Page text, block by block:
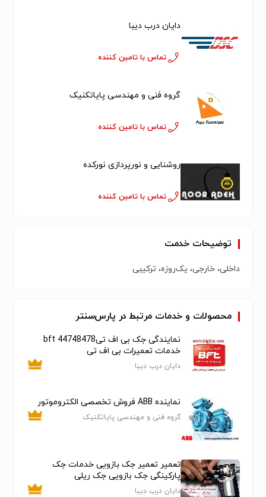
دایان درب دیبا
تماس با تامین کننده
گروه فنی و مهندسی پایاتکنیک
تماس با تامین کننده
روشنایی و نورپردازی نورکده
تماس با تامین کننده
توضیحات خدمت
داخلی، خارجی، یک‌روزه، ترکیبی
محصولات و خدمات مرتبط در پارس‌سنتر
نمایندگی جک بی اف تیbft 44748478
خدمات تعمیرات بی اف تی
دایان درب دیبا
نماینده ABB فروش تخصصی الکتروموتور
گروه فنی و مهندسی پایاتکنیک
تعمیر تعمیر جک بازویی خدمات جک‌‌
پارکینگی جک بازویی جک ریلی
دایان درب دیبا